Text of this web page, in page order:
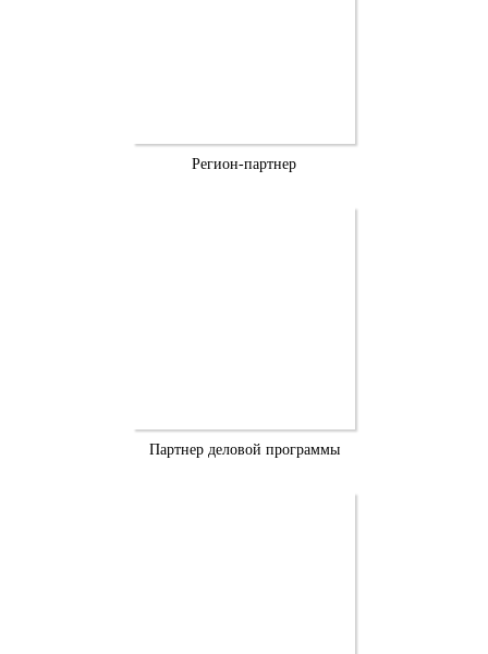
Регион-партнер
Партнер деловой программы